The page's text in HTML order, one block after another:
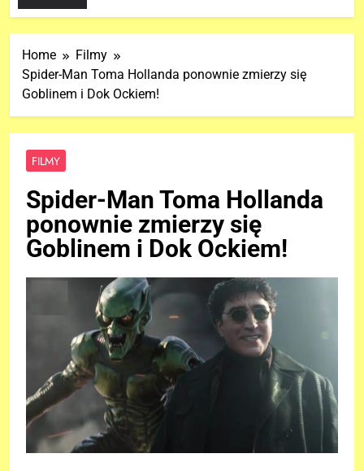
Home
Filmy
Spider-Man Toma Hollanda ponownie zmierzy się
Goblinem i Dok Ockiem!
FILMY
Spider-Man Toma Hollanda
ponownie zmierzy się
Goblinem i Dok Ockiem!